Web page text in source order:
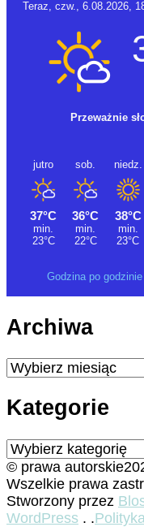
Godzina po godzinie
Archiwa
Archiwa
Kategorie
Kategorie
© prawa
Wszelkie prawa
Stworzony przez
WordPress . .